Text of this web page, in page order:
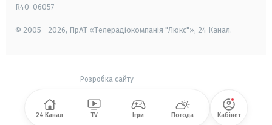
R40-06057
© 2005—2026, ПрАТ «Телерадіокомпанія "Люкс"», 24 Канал.
Розробка сайту-
24 Канал TV Ігри Погода Кабінет